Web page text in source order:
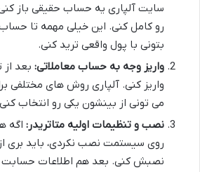
سایت آلپاری یه حساب حقیقی باز
رو کامل کنی. این خیلی مهمه تا
بتونی با پول واقعی ترید کنی.
واریز وجه به حساب معاملاتی: بعد
واریز کنی. آلپاری روش های مختلفی
می تونی از بینشون یکی رو انتخاب
نصب و تنظیمات اولیه متاتریدر:
روی سیستمت نصب نکردی، باید بری
نصبش کنی. بعد هم اطلاعات حسابت